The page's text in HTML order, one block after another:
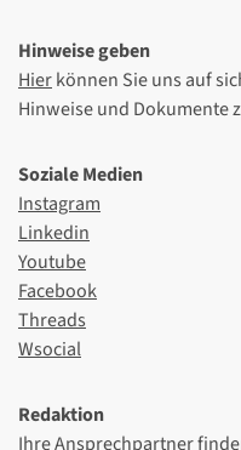
Hinweise geben
Hierkönnen Sie uns auf
Hinweise und Dokumente
Soziale Medien
Instagram
Linkedin
Youtube
Facebook
Threads
Wsocial
Redaktion
Ihre Ansprechpartner